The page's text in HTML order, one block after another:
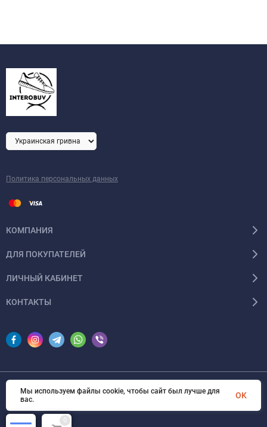
Политика персональных данных
КОМПАНИЯ
ДЛЯ ПОКУПАТЕЛЕЙ
ЛИЧНЫЙ КАБИНЕТ
КОНТАКТЫ
© 2026 InSale. Все права защищены
0
Мы используем файлы cookie, чтобы сайт был лучше для
вас.
OK